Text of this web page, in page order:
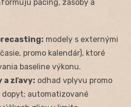
pacing, zásoby a
modely s externými
promo kalendár), ktoré
baseline výkonu.
a zľavy: odhad vplyvu promo
dopyt; automatizované